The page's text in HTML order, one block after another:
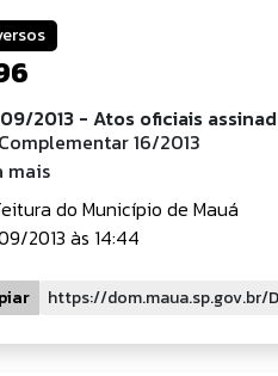
2013 - Atos oficiais
16/2013
mais
do Município de Mauá
2013 às 14:44